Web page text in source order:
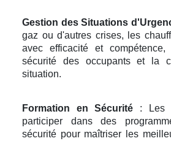
Gestion des Situations
gaz ou d'autres crises, les
avec efficacité et
sécurité des occupants et la
situation.
Formation en Sécurité : Les
participer dans des
sécurité pour maîtriser les